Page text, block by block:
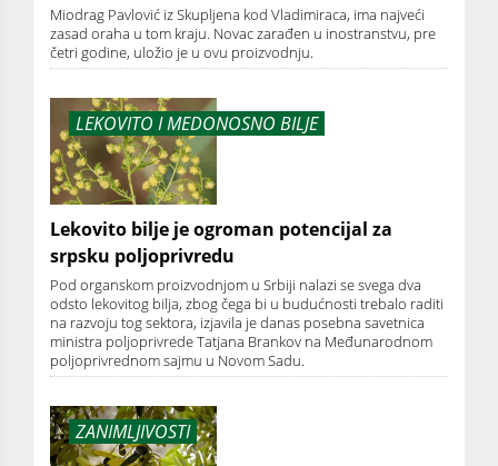
Miodrag Pavlović iz Skupljena kod Vladimiraca, ima najveći
zasad oraha u tom kraju. Novac zarađen u inostranstvu, pre
četri godine, uložio je u ovu proizvodnju.
LEKOVITO I MEDONOSNO BILJE
Lekovito bilje je ogroman potencijal za
srpsku poljoprivredu
Pod organskom proizvodnjom u Srbiji nalazi se svega dva
odsto lekovitog bilja, zbog čega bi u budućnosti trebalo raditi
na razvoju tog sektora, izjavila je danas posebna savetnica
ministra poljoprivrede Tatjana Brankov na Međunarodnom
poljoprivrednom sajmu u Novom Sadu.
ZANIMLJIVOSTI